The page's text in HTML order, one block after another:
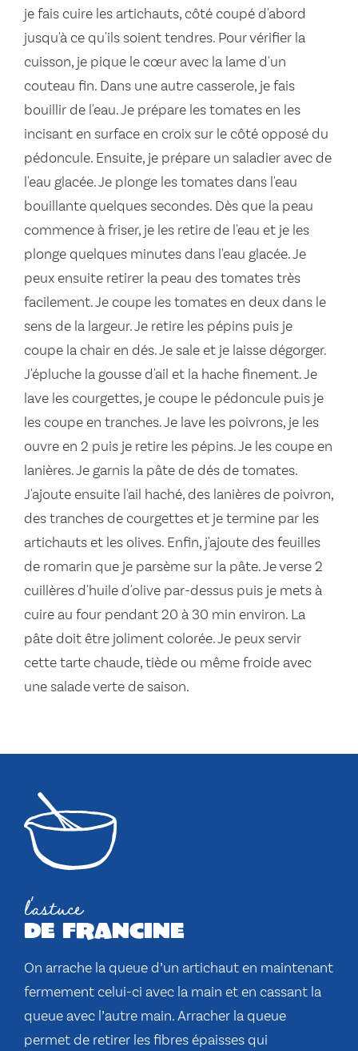
je fais cuire les artichauts, côté coupé d'abord
jusqu'à ce qu'ils soient tendres. Pour vérifier la
cuisson, je pique le cœur avec la lame d'un
couteau fin. Dans une autre casserole, je fais
bouillir de l'eau. Je prépare les tomates en les
incisant en surface en croix sur le côté opposé du
pédoncule. Ensuite, je prépare un saladier avec de
l'eau glacée. Je plonge les tomates dans l'eau
bouillante quelques secondes. Dès que la peau
commence à friser, je les retire de l'eau et je les
plonge quelques minutes dans l'eau glacée. Je
peux ensuite retirer la peau des tomates très
facilement. Je coupe les tomates en deux dans le
sens de la largeur. Je retire les pépins puis je
coupe la chair en dés. Je sale et je laisse dégorger.
J'épluche la gousse d'ail et la hache finement. Je
lave les courgettes, je coupe le pédoncule puis je
les coupe en tranches. Je lave les poivrons, je les
ouvre en 2 puis je retire les pépins. Je les coupe en
lanières. Je garnis la pâte de dés de tomates.
J'ajoute ensuite l'ail haché, des lanières de poivron,
des tranches de courgettes et je termine par les
artichauts et les olives. Enfin, j'ajoute des feuilles
de romarin que je parsème sur la pâte. Je verse 2
cuillères d'huile d'olive par-dessus puis je mets à
cuire au four pendant 20 à 30 min environ. La
pâte doit être joliment colorée. Je peux servir
cette tarte chaude, tiède ou même froide avec
une salade verte de saison.
l'astuce
de francine
On arrache la queue d’un artichaut en maintenant
fermement celui-ci avec la main et en cassant la
queue avec l’autre main. Arracher la queue
permet de retirer les fibres épaisses qui